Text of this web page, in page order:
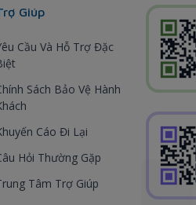
Giúp
Cầu Và Hỗ Trợ Đặc
Sách Bảo Vệ Hành
Cáo Đi Lại
Hỏi Thường Gặp
Tâm Trợ Giúp